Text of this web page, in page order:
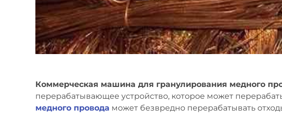
Коммерческая машина для гранулирования медного
перерабатывающее устройство, которое может
медного провода может безвредно перерабатывать